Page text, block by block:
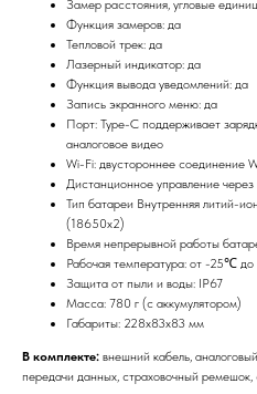
Замер расстояния, угловые
Функция замеров: да
Тепловой трек: да
Лазерный индикатор: да
Функция вывода уведомлений: да
Запись экранного меню: да
Порт: Type-C поддерживает
аналоговое видео
Wi-Fi: двустороннее соединение
Дистанционное управление
Тип батареи Внутренняя литий-
(18650x2)
Время непрерывной работы
Рабочая температура: от -25℃
Защита от пыли и воды: IP67
Масса: 780 г (с аккумулятором)
Габариты: 228x83x83 мм
В комплекте: внешний кабель,
передачи данных, страховочный ремешок,